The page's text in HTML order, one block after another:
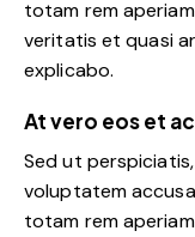
totam rem
veritatis et quasi
explicabo.
At vero eos et
Sed ut
voluptatem
totam rem